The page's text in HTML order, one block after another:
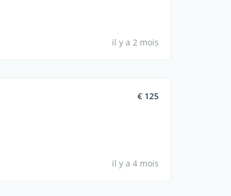
il y a 2 mois
€ 125
il y a 4 mois